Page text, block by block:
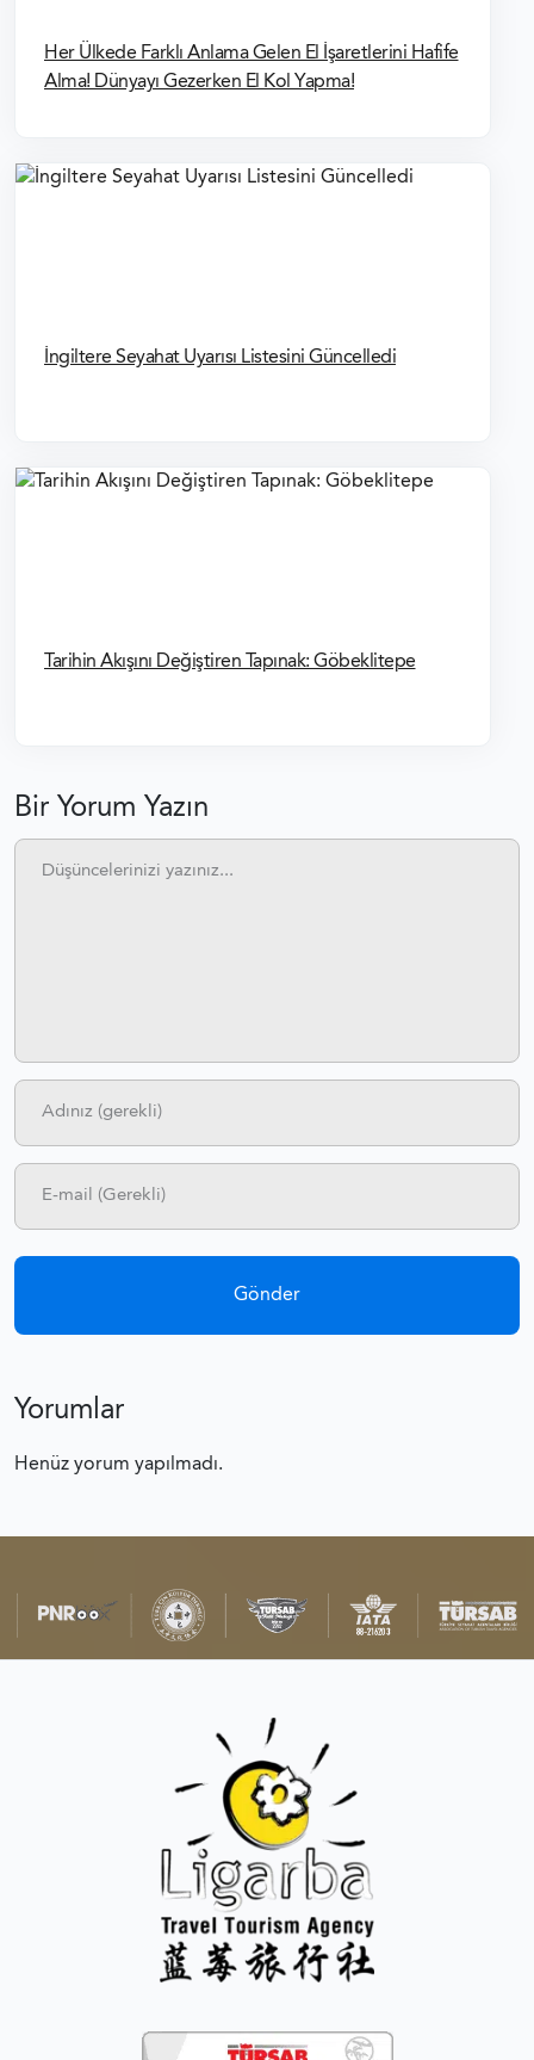
Her Ülkede Farklı Anlama Gelen El İşaretlerini Hafife
Alma! Dünyayı Gezerken El Kol Yapma!
İngiltere Seyahat Uyarısı Listesini Güncelledi
Tarihin Akışını Değiştiren Tapınak: Göbeklitepe
Bir Yorum Yazın
Yorumlar
Henüz yorum yapılmadı.